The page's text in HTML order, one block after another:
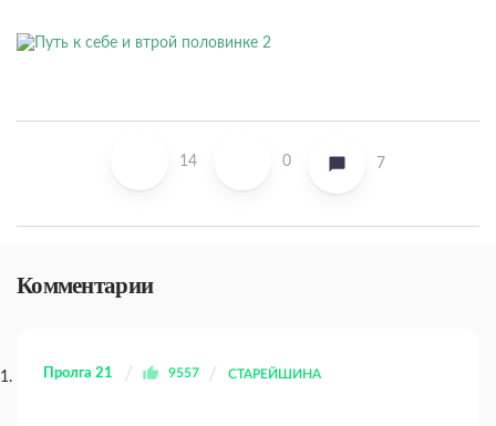
14 0 7
Комментарии
Пролга 21 9557 СТАРЕЙШИНА